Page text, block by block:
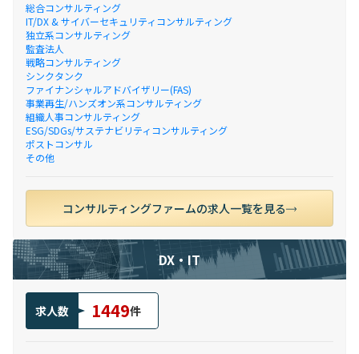
総合コンサルティング
IT/DX & サイバーセキュリティコンサルティング
独立系コンサルティング
監査法人
戦略コンサルティング
シンクタンク
ファイナンシャルアドバイザリー(FAS)
事業再生/ハンズオン系コンサルティング
組織人事コンサルティング
ESG/SDGs/サステナビリティコンサルティング
ポストコンサル
その他
コンサルティングファームの求人一覧を見る
DX・IT
求人数 1449件